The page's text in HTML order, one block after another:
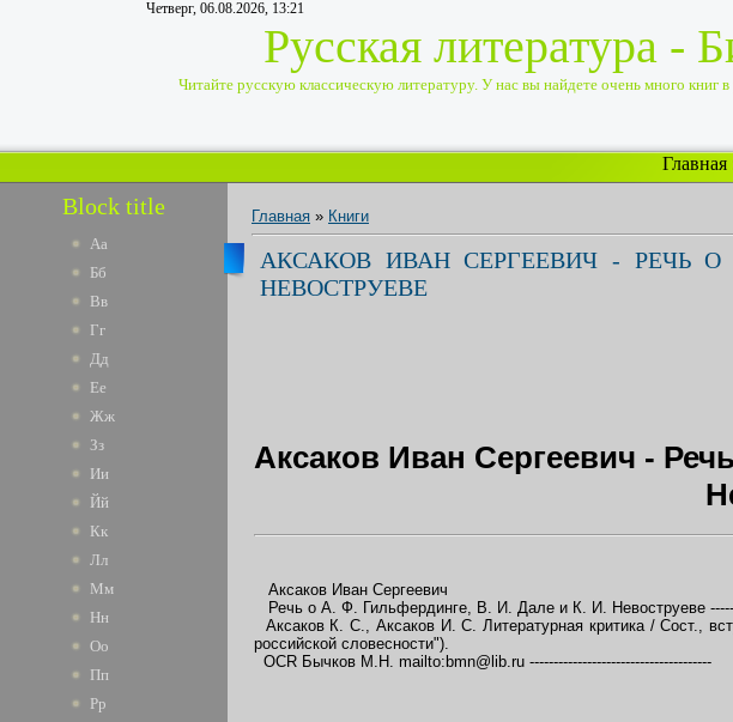
Четверг, 06.08.2026, 13:21
Русская литература -
Читайте русскую классическую литературу. У нас вы найдете очень много книг
Главная
Block title
Аа
Бб
Вв
Гг
Дд
Ее
Жж
Зз
Ии
Йй
Кк
Лл
Мм
Нн
Оо
Пп
Рр
Главная » Книги
АКСАКОВ ИВАН СЕРГЕЕВИЧ - РЕЧЬ
НЕВОСТРУЕВЕ
Аксаков Иван Сергеевич -
Аксаков Иван Сергеевич
Речь о А. Ф. Гильфердинге, В. И. Дале и К. И. Невоструеве
Аксаков К. С., Аксаков И. С. Литературная критика / Сост.,
российской словесности").
OCR Бычков М.Н. mailto:bmn@lib.ru --------------------------------------